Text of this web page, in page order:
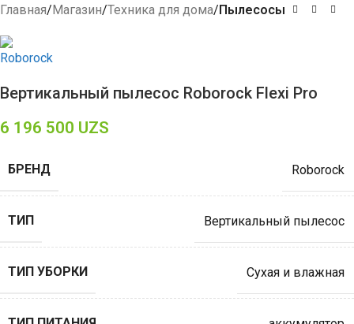
Главная Магазин Техника для дома Пылесосы
Вертикальный пылесос Roborock Flexi Pro
6 196 500 UZS
БРЕНД Roborock
ТИП Вертикальный пылесос
ТИП УБОРКИ Сухая и влажная